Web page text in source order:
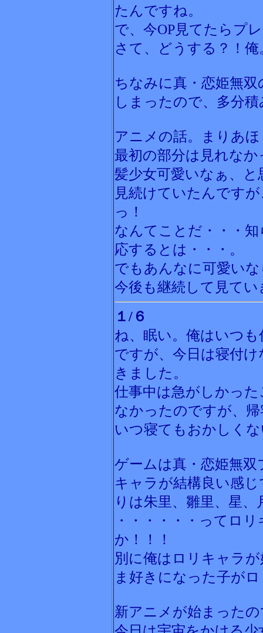
たんですね。
で、今OP見てたらプ
さて、どうする？！俺
ちなみに真・恋姫無
しまったので、多分積
アニメの話。まりあ
最初の部分は見れな
髪少女可愛いなぁ、
見続けていたんです
っ！
なんてことだ・・・
応するとは・・・。
でもあんなに可愛い
今後も継続して見てい
１/６
ね、眠い。俺はいつ
ですが、今日は寝付
きました。
仕事中は急がしかっ
なかったのですが、
いつ寝てもおかしく
ゲームは真・恋姫無双
キャラが結構良い感
りは朱里、雛里、星、
・・・・・・ってロ
か！！！
別に俺はロリキャラ
ま好きになった子が
新アニメが始まった